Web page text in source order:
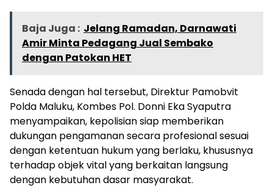
Baja Juga : Jelang Ramadan, Darnawati
Amir Minta Pedagang Jual Sembako
dengan Patokan HET
Senada dengan hal tersebut, Direktur Pamobvit
Polda Maluku, Kombes Pol. Donni Eka Syaputra
menyampaikan, kepolisian siap memberikan
dukungan pengamanan secara profesional sesuai
dengan ketentuan hukum yang berlaku, khususnya
terhadap objek vital yang berkaitan langsung
dengan kebutuhan dasar masyarakat.